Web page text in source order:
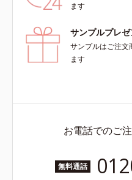
ます
サンプルプレゼ
サンプルはご注文
ます
お電話でのご
無料通話